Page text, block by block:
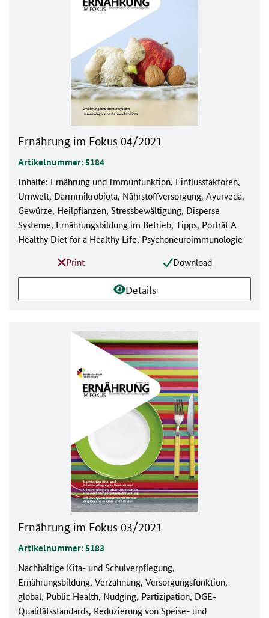
Ernährung im Fokus 04/2021
Artikelnummer: 5184
Inhalte: Ernährung und Immunfunktion, Einflussfaktoren,
Umwelt, Darmmikrobiota, Nährstoffversorgung, Ayurveda,
Gewürze, Heilpflanzen, Stressbewältigung, Disperse
Systeme, Ernährungsbildung im Betrieb, Tipps, Porträt A
Healthy Diet for a Healthy Life, Psychoneuroimmunologie
Print
Download
Details
Ernährung im Fokus 03/2021
Artikelnummer: 5183
Nachhaltige Kita- und Schulverpflegung,
Ernährungsbildung, Verzahnung, Versorgungsfunktion,
global, Public Health, Nudging, Partizipation, DGE-
Qualitätsstandards, Reduzierung von Speise- und